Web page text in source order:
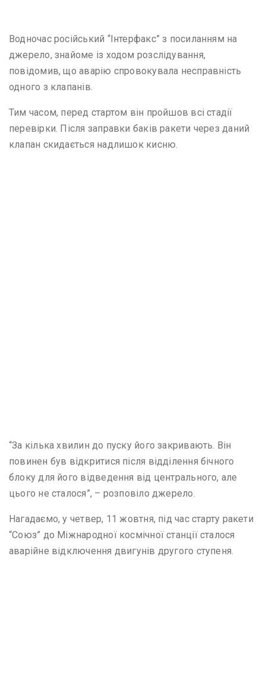
Водночас російський “Інтерфакс” з посиланням на
джерело, знайоме із ходом розслідування,
повідомив, що аварію спровокувала несправність
одного з клапанів.
Тим часом, перед стартом він пройшов всі стадії
перевірки. Після заправки баків ракети через даний
клапан скидається надлишок кисню.
“За кілька хвилин до пуску його закривають. Він
повинен був відкритися після відділення бічного
блоку для його відведення від центрального, але
цього не сталося”, – розповіло джерело.
Нагадаємо, у четвер, 11 жовтня, під час старту ракети
“Союз” до Міжнародної космічної станції сталося
аварійне відключення двигунів другого ступеня.